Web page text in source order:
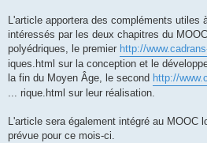
L'article apportera des compléments utiles
intéressés par les deux chapitres du
polyédriques, le premier http://
iques.html sur la conception et le
la fin du Moyen Âge, le second http://
... rique.html sur leur réalisation.
L'article sera également intégré au MOOC
prévue pour ce mois-ci.